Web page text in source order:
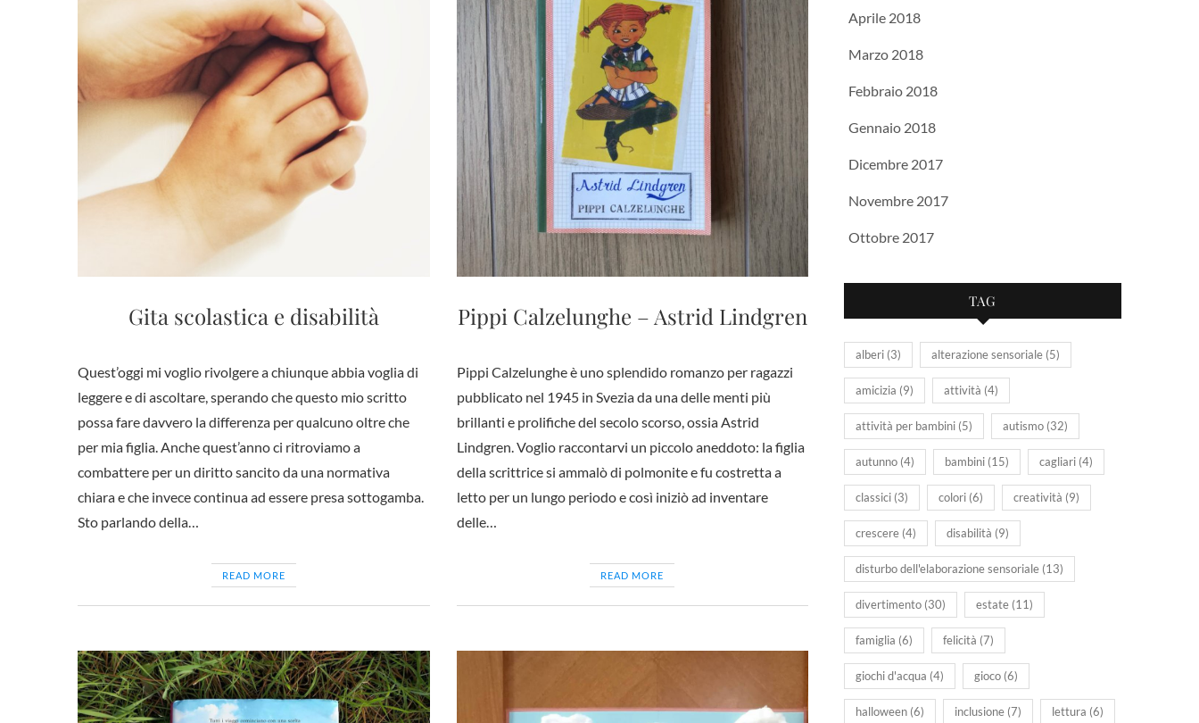
Gita scolastica e disabilità
Quest’oggi mi voglio rivolgere a chiunque abbia voglia di
leggere e di ascoltare, sperando che questo mio scritto
possa fare davvero la differenza per qualcuno oltre che
per mia figlia. Anche quest’anno ci ritroviamo a
combattere per un diritto sancito da una normativa
chiara e che invece continua ad essere presa sottogamba.
Sto parlando della…
READ MORE
Pippi Calzelunghe – Astrid Lindgren
Pippi Calzelunghe è uno splendido romanzo per ragazzi
pubblicato nel 1945 in Svezia da una delle menti più
brillanti e prolifiche del secolo scorso, ossia Astrid
Lindgren. Voglio raccontarvi un piccolo aneddoto: la figlia
della scrittrice si ammalò di polmonite e fu costretta a
letto per un lungo periodo e così iniziò ad inventare
delle…
READ MORE
Aprile 2018
Marzo 2018
Febbraio 2018
Gennaio 2018
Dicembre 2017
Novembre 2017
Ottobre 2017
TAG
alberi (3) alterazione sensoriale (5)
amicizia (9) attività (4)
attività per bambini (5) autismo (32)
autunno (4) bambini (15) cagliari (4)
classici (3) colori (6) creatività (9)
crescere (4) disabilità (9)
disturbo dell'elaborazione sensoriale (13)
divertimento (30) estate (11)
famiglia (6) felicità (7)
giochi d'acqua (4) gioco (6)
halloween (6) inclusione (7) lettura (6)